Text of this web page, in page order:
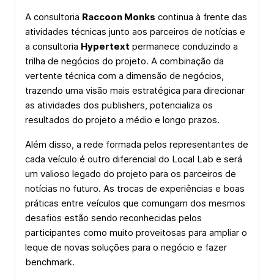
A consultoria Raccoon Monks continua à frente das
atividades técnicas junto aos parceiros de notícias e
a consultoria Hypertext permanece conduzindo a
trilha de negócios do projeto. A combinação da
vertente técnica com a dimensão de negócios,
trazendo uma visão mais estratégica para direcionar
as atividades dos publishers, potencializa os
resultados do projeto a médio e longo prazos.
Além disso, a rede formada pelos representantes de
cada veículo é outro diferencial do Local Lab e será
um valioso legado do projeto para os parceiros de
notícias no futuro. As trocas de experiências e boas
práticas entre veículos que comungam dos mesmos
desafios estão sendo reconhecidas pelos
participantes como muito proveitosas para ampliar o
leque de novas soluções para o negócio e fazer
benchmark.